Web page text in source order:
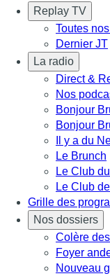
Replay TV
Toutes
Dernier JT
La radio
Direct &
Nos
Bonjour
Bonjour
Il y a du
Le Brunch
Le Club
Le Club
Grille des
Nos dossiers
Colère
Foyer
Nouveau